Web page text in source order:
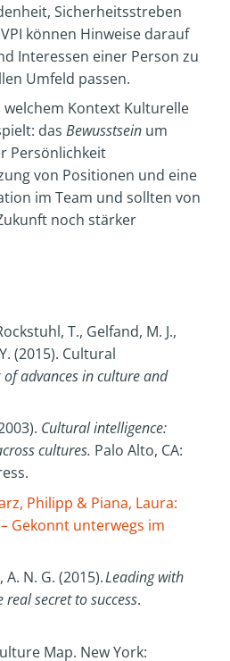
Sicherheitsstreben
können Hinweise darauf
Interessen einer Person zu
Umfeld passen.
Kontext Kulturelle
das Bewusstseinum
Persönlichkeit
von Positionen und eine
im Team und sollten von
noch stärker
T., Gelfand, M. J.,
(2015). Cultural
advances in culture and
Cultural intelligence:
cultures. Palo Alto, CA:
Philipp & Piana, Laura:
Gekonnt unterwegs im
N. G. (2015).Leading with
secret to success.
Map. New York: